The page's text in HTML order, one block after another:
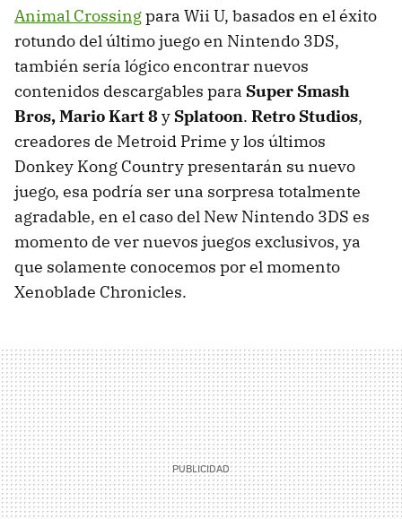
Animal Crossingpara Wii U, basados en el éxito
rotundo del último juego en Nintendo 3DS,
también sería lógico encontrar nuevos
contenidos descargables para Super Smash
Bros, Mario Kart 8y Splatoon. Retro Studios,
creadores de Metroid Prime y los últimos
Donkey Kong Country presentarán su nuevo
juego, esa podría ser una sorpresa totalmente
agradable, en el caso del New Nintendo 3DS es
momento de ver nuevos juegos exclusivos, ya
que solamente conocemos por el momento
Xenoblade Chronicles.